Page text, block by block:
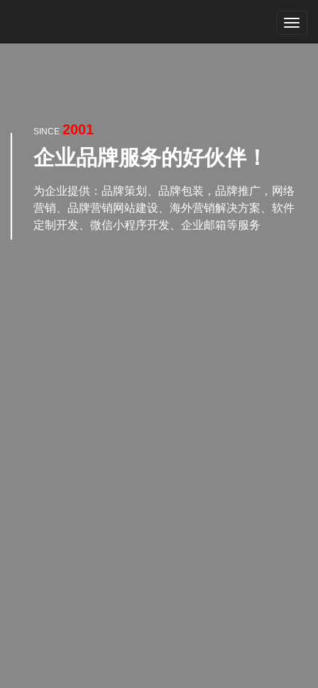
SINCE 2001
企业品牌服务的好伙伴！
为企业提供：品牌策划、品牌包装，品牌推广，网络
营销、品牌营销网站建设、海外营销解决方案、软件
定制开发、微信小程序开发、企业邮箱等服务